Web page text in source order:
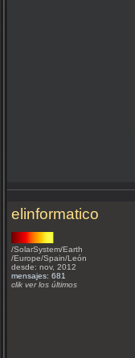
elinformatico
/SolarSystem/Earth
/Europe/Spain/León
desde: nov, 2012
mensajes: 681
clik ver los últimos